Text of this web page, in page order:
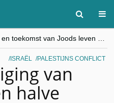
“Besnijdenisdebat toont hoe moeilijk seculiere Westen minderheden begrijpt”, Jinnih Beels (Vooruit)
CITYTRIP | ROEMENIË – Boekarest: de verrassing van Oost-Europa
ISRAËL PALESTIJNS CONFLICT
van
halve